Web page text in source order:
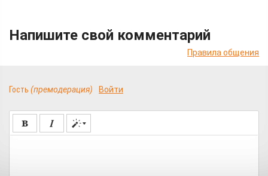
Напишите свой комментарий
Правила общения
Гость (премодерация) Войти